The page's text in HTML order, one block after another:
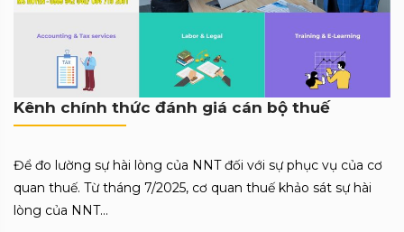
Kênh chính thức đánh giá cán bộ thuế
Để đo lường sự hài lòng của NNT đối với sự phục vụ của cơ
quan thuế. Từ tháng 7/2025, cơ quan thuế khảo sát sự hài
lòng của NNT...